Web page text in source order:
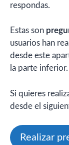
respondas.
Estas son
usuarios han
desde este
la parte inferior.
Si quieres
desde el
Realizar